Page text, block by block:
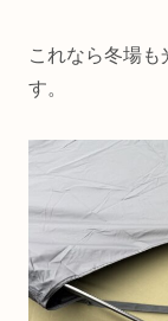
これなら冬場も
す。